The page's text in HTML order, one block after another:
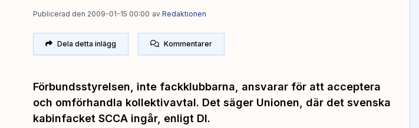
Publicerad den 2009-01-15 00:00 av Redaktionen
Dela detta inlägg Kommentarer
Förbundsstyrelsen, inte fackklubbarna, ansvarar för att acceptera
och omförhandla kollektivavtal. Det säger Unionen, där det svenska
kabinfacket SCCA ingår, enligt DI.